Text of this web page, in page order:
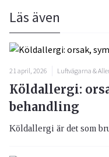
Läs även
21 april, 2026 Luftvägarna &
Köldallergi:
behandling
Köldallergi är det som